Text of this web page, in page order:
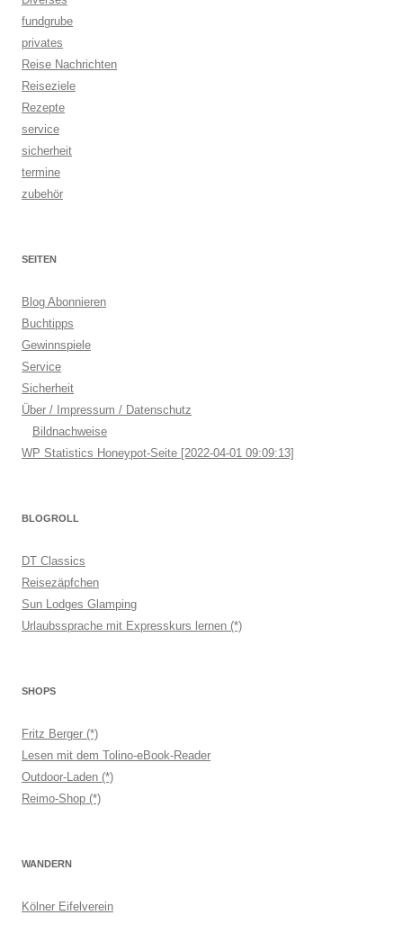
fundgrube
privates
Reise Nachrichten
Reiseziele
Rezepte
service
sicherheit
termine
zubehör
SEITEN
Blog Abonnieren
Buchtipps
Gewinnspiele
Service
Sicherheit
Über / Impressum / Datenschutz
Bildnachweise
WP Statistics Honeypot-Seite [2022-04-01 09:09:13]
BLOGROLL
DT Classics
Reisezäpfchen
Sun Lodges Glamping
Urlaubssprache mit Expresskurs lernen (*)
SHOPS
Fritz Berger (*)
Lesen mit dem Tolino-eBook-Reader
Outdoor-Laden (*)
Reimo-Shop (*)
WANDERN
Kölner Eifelverein